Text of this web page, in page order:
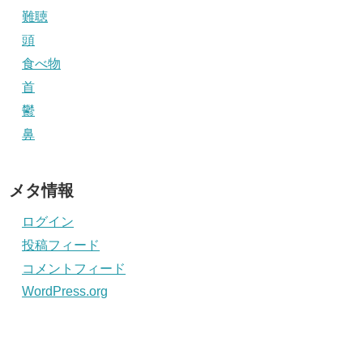
難聴
頭
食べ物
首
鬱
鼻
メタ情報
ログイン
投稿フィード
コメントフィード
WordPress.org